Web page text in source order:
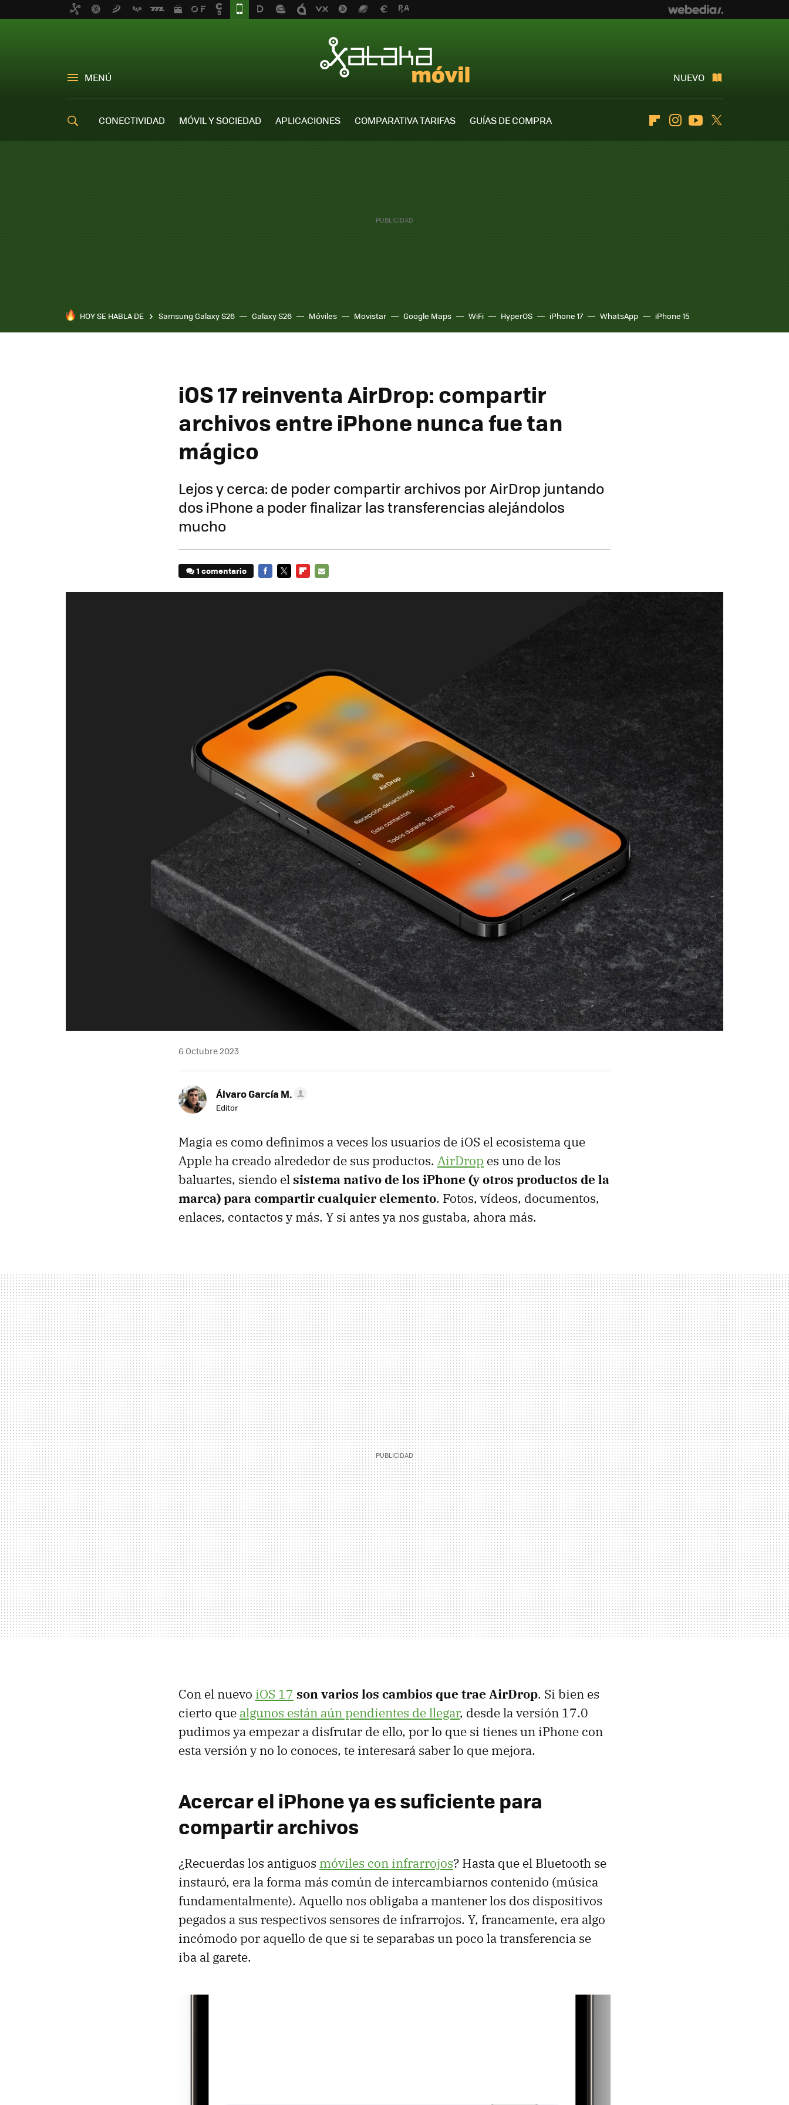
MENÚ NUEVO
CONECTIVIDAD MÓVIL Y SOCIEDAD APLICACIONES COMPARATIVA TARIFAS
GUÍAS DE COMPRA
FlipboardInstagramYoutube
HOY SE HABLA DE Samsung Galaxy S26 Galaxy S26 Móviles Movistar Google Maps WiFi HyperOS iPhone 17 WhatsApp iPhone 15
iOS 17 reinventa AirDrop: compartir
archivos entre iPhone nunca fue tan
mágico
Lejos y cerca: de poder compartir archivos por AirDrop juntando
dos iPhone a poder finalizar las transferencias alejándolos
mucho
1 comentario
6 Octubre 2023
Álvaro García M.
Editor
Magia es como definimos a veces los usuarios de iOS el ecosistema que
Apple ha creado alrededor de sus productos. AirDrop es uno de los
baluartes, siendo elsistema nativo de los iPhone (y otros productos de la
marca) para compartir cualquier elemento. Fotos, vídeos, documentos,
enlaces, contactos y más. Y si antes ya nos gustaba, ahora más.
Con el nuevo iOS 17 son varios los cambios que trae AirDrop. Si bien es
cierto que algunos están aún pendientes de llegar, desde la versión 17.0
pudimos ya empezar a disfrutar de ello, por lo que si tienes un iPhone con
esta versión y no lo conoces, te interesará saber lo que mejora.
Acercar el iPhone ya es suficiente para
compartir archivos
¿Recuerdas los antiguos móviles con infrarrojos? Hasta que el Bluetooth se
instauró, era la forma más común de intercambiarnos contenido (música
fundamentalmente). Aquello nos obligaba a mantener los dos dispositivos
pegados a sus respectivos sensores de infrarrojos. Y, francamente, era algo
incómodo por aquello de que si te separabas un poco la transferencia se
iba al garete.